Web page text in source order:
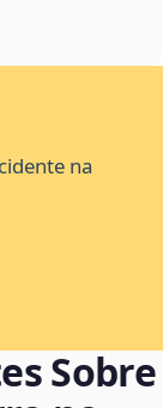
na
Sobre